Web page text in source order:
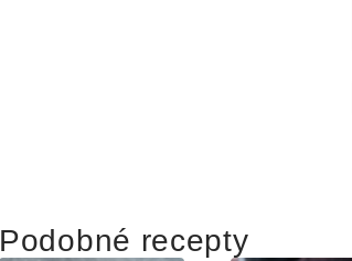
Podobné recepty